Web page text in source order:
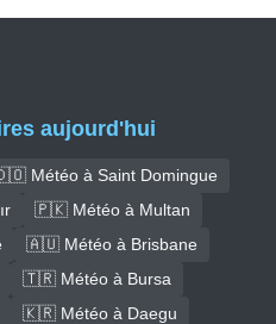
aujourd'hui
Météo à Saint Domingue
🇵🇰 Météo à Multan
🇦🇺 Météo à Brisbane
🇹🇷 Météo à Bursa
🇰🇷 Météo à Daegu